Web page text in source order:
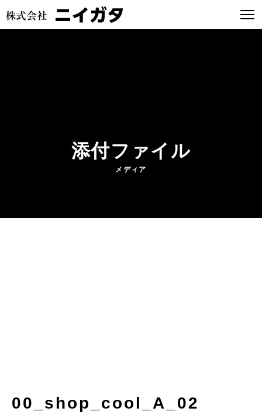
添付ファイル
メディア
00_shop_cool_A_02